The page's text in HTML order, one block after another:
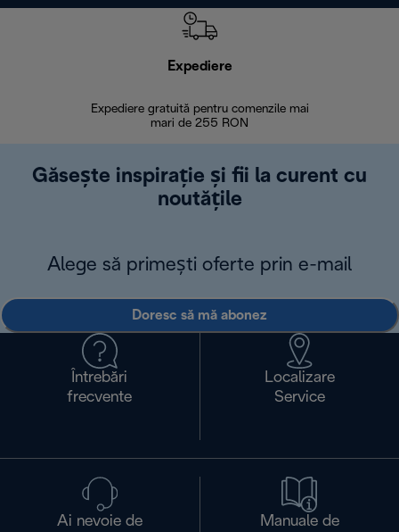
Expediere
Expediere gratuită pentru comenzile mai
mari de 255 RON
Găsește inspirație și fii la curent cu
noutățile
Alege să primești oferte prin e-mail
Doresc să mă abonez
Întrebări
frecvente
Localizare
Service
Ai nevoie de
Manuale de